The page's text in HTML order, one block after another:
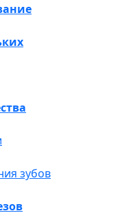
зубов